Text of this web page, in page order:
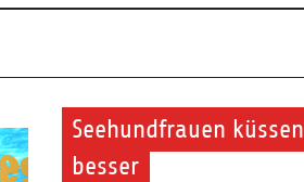
Seehundfrauen küssen
besser